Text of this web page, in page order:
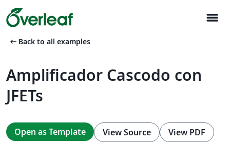
menu
arrow_left_alt Back to all examples
Amplificador Cascodo con
JFETs
Open as Template View Source View PDF